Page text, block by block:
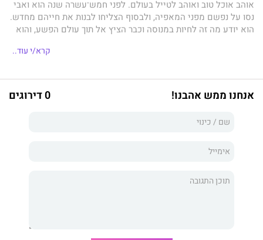
אוהב אוכל טוב ואוהב לטייל בעולם. לפני חמש־עשרה שנה הוא ואבּי
נסו על נפשם מפני המאפיה, ולבסוף הצליחו לבנות את חייהם מחדש.
הוא יודע מה זה לחיות במנוסה וכבר הציץ אל תוך עולם הפשע, והוא
אותו לאיסטנבול ולטריפולי, ולצרף את ג'ובאנה כעוזרת במשימה, אף
דיפלומטית וצבאית בקנה מידה בינלאומי, שגיבורה הוא שליט לוב
המצב מסתבך כשמיץ' ואבּי מגלים שאויביהם קרובים יותר משנדמה
נואש להציל את היקר להם מכול. לצורך כך הם נוסעים לניו יורק,
קרא/י עוד..
אנחנו ממש אהבנו! 0 דירוגים